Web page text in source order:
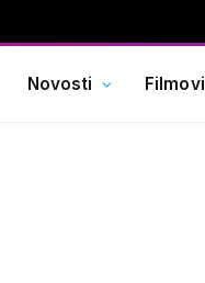
Novosti Filmovi